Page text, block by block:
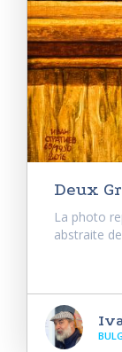
Deux
La photo
abstraite